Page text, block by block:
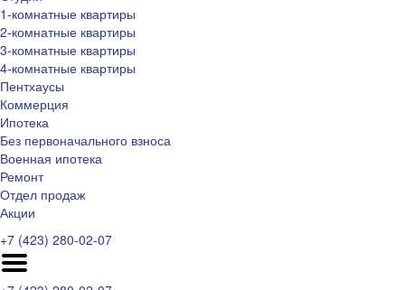
1-комнатные квартиры
2-комнатные квартиры
3-комнатные квартиры
4-комнатные квартиры
Пентхаусы
Коммерция
Ипотека
Без первоначального взноса
Военная ипотека
Ремонт
Отдел продаж
Акции
+7 (423) 280-02-07